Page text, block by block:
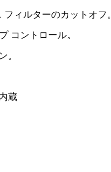
ィルターのカットオフ。
コントロール。
。
蔵